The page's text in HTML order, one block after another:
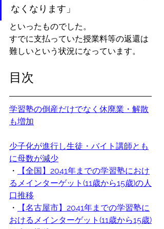
なくなります」
といったものでした。
すでに支払っていた授業料等の返還は
難しいという状況になっています。
目次
学習塾の倒産だけでなく休廃業・解散
も増加
少子化が進行し生徒・バイト講師とも
に母数が減少
・
【全国】2041年までの学習塾におけ
るメインターゲット(11歳から15歳)の人
口推移
・
【名古屋市】2041年までの学習塾に
おけるメインターゲット(11歳から15歳)